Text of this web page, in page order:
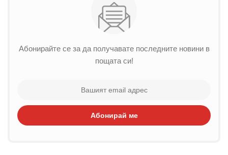
Абонирайте се за да получавате последните новини в
пощата си!
Абонирай ме